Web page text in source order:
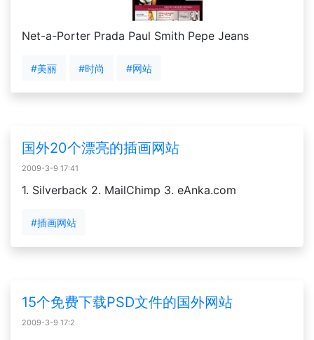
Net-a-Porter Prada Paul Smith Pepe Jeans
#美丽 #时尚 #网站
国外20个漂亮的插画网站
2009-3-9 17:41
1. Silverback 2. MailChimp 3. eAnka.com
#插画网站
15个免费下载PSD文件的国外网站
2009-3-9 17:2